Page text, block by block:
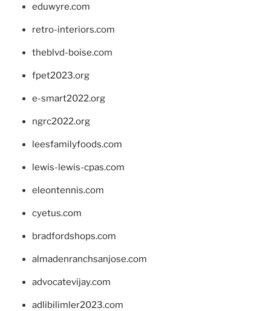
eduwyre.com
retro-interiors.com
theblvd-boise.com
fpet2023.org
e-smart2022.org
ngrc2022.org
leesfamilyfoods.com
lewis-lewis-cpas.com
eleontennis.com
cyetus.com
bradfordshops.com
almadenranchsanjose.com
advocatevijay.com
adlibilimler2023.com